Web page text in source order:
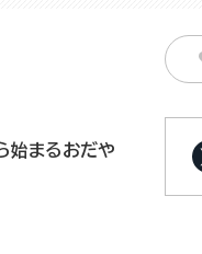
始まるおだや